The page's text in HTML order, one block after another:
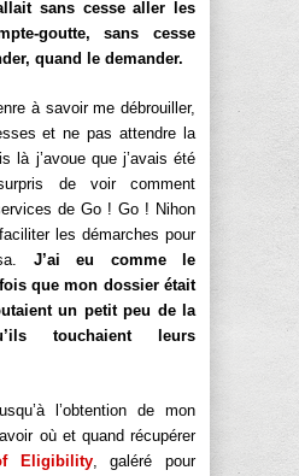
sans cesse aller les
goutte, sans cesse
quand le demander.
à savoir me débrouiller,
et ne pas attendre la
là j’avoue que j’avais été
de voir comment
de Go ! Go ! Nihon
les démarches pour
J’ai eu comme le
que mon dossier était
un petit peu de la
touchaient leurs
l’obtention de mon
où et quand récupérer
Eligibility, galéré pour